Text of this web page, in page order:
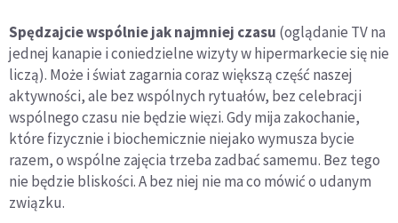
Spędzajcie wspólnie jak najmniej czasu (oglądanie TV na
jednej kanapie i coniedzielne wizyty w hipermarkecie się nie
liczą). Może i świat zagarnia coraz większą część naszej
aktywności, ale bez wspólnych rytuałów, bez celebracji
wspólnego czasu nie będzie więzi. Gdy mija zakochanie,
które fizycznie i biochemicznie niejako wymusza bycie
razem, o wspólne zajęcia trzeba zadbać samemu. Bez tego
nie będzie bliskości. A bez niej nie ma co mówić o udanym
związku.